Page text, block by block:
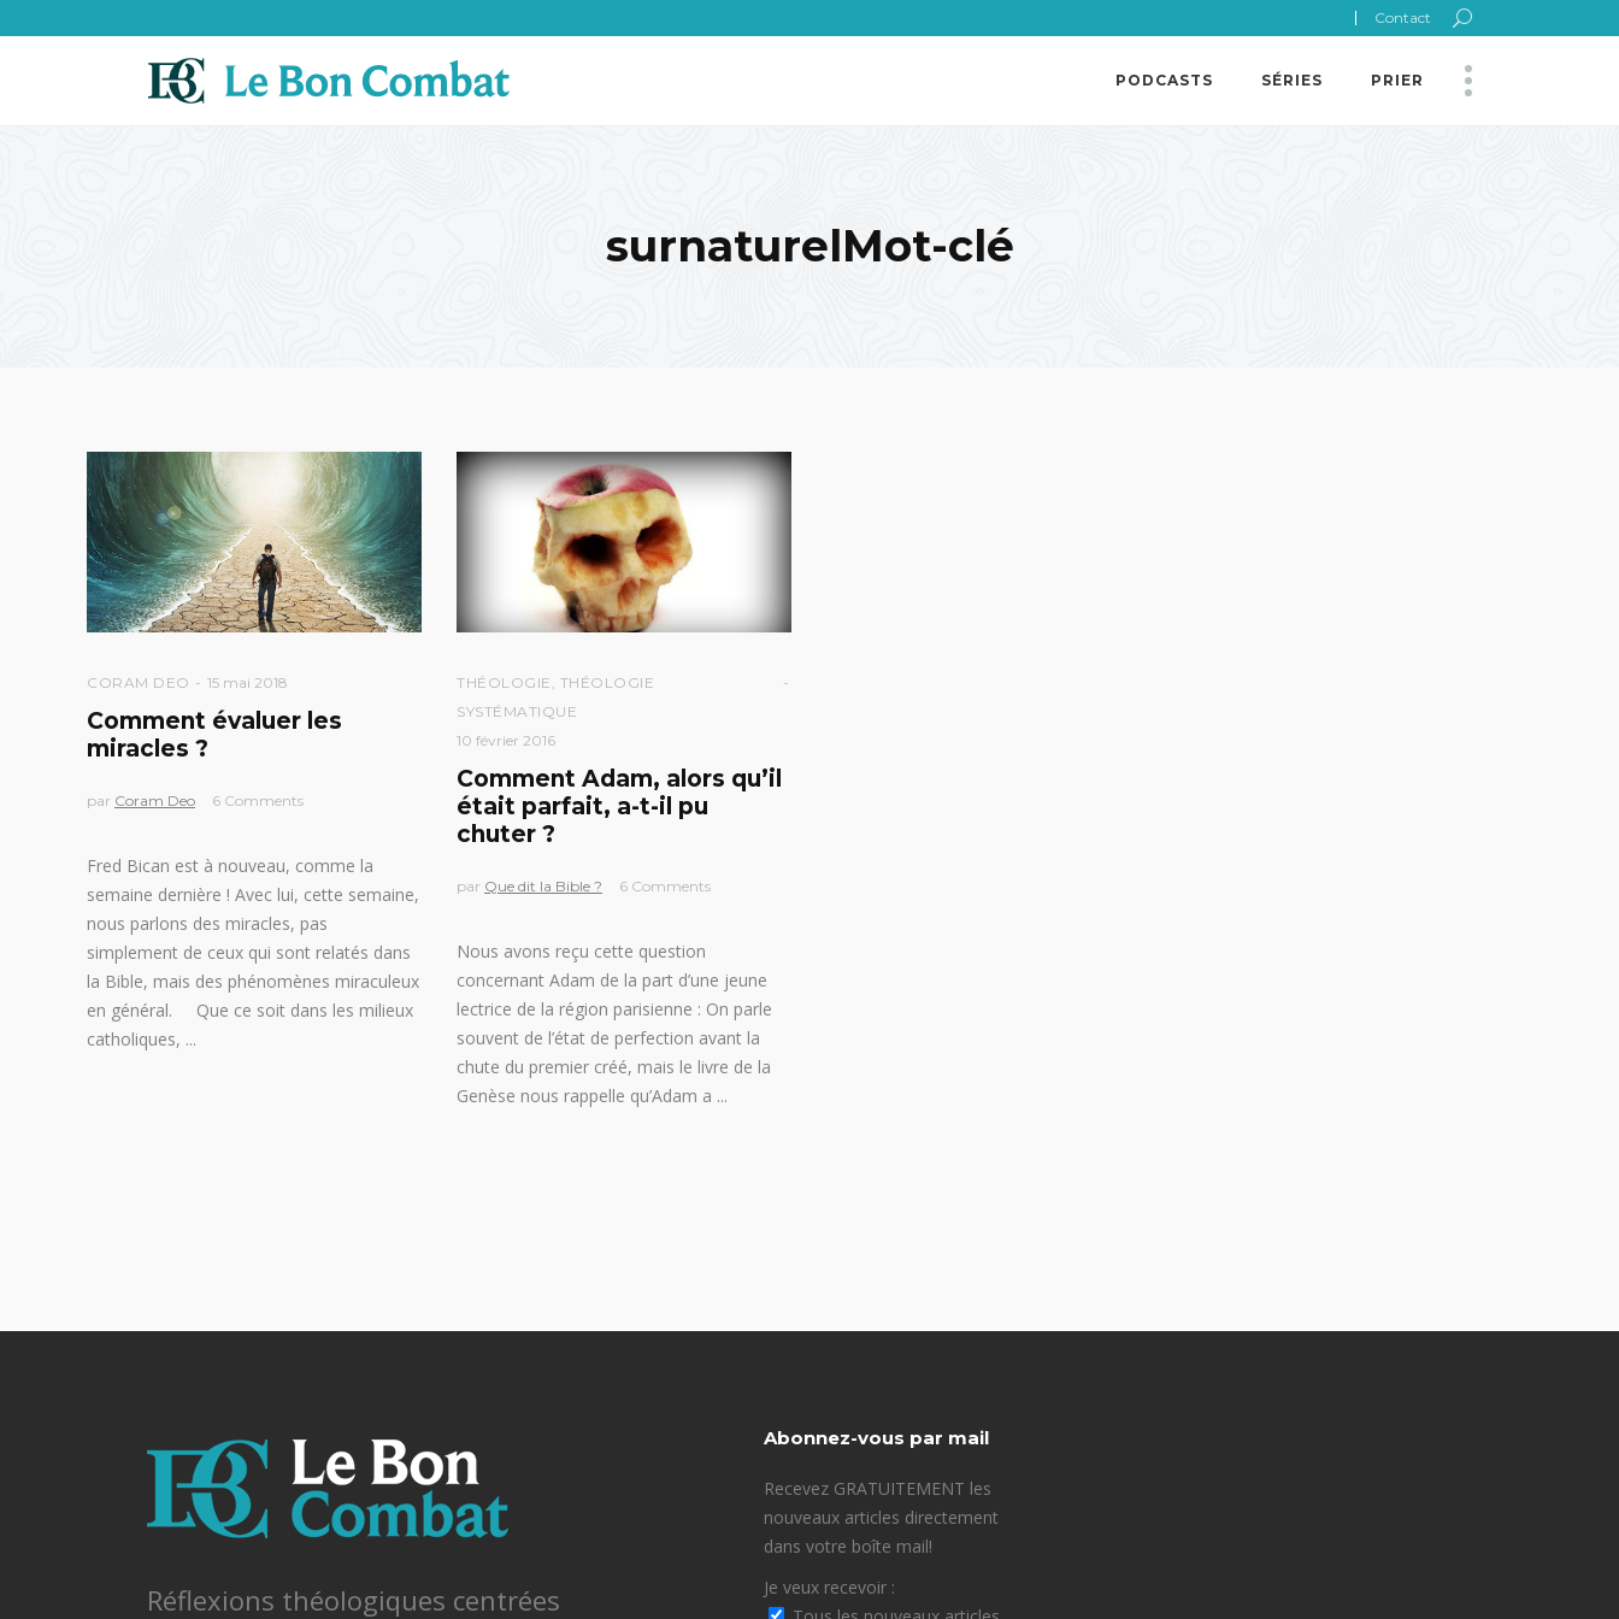
Contact
PODCASTS SÉRIES PRIER
surnaturelMot-clé
CORAM DEO 15 mai 2018
Comment évaluer les
miracles ?
par Coram Deo 6 Comments
Fred Bican est à nouveau, comme la
semaine dernière ! Avec lui, cette semaine,
nous parlons des miracles, pas
simplement de ceux qui sont relatés dans
la Bible, mais des phénomènes miraculeux
en général. Que ce soit dans les milieux
catholiques,
THÉOLOGIE , THÉOLOGIE
SYSTÉMATIQUE
10 février 2016
Comment Adam, alors qu’il
était parfait, a-t-il pu
chuter ?
par Que dit la Bible ? 6 Comments
Nous avons reçu cette question
concernant Adam de la part d’une jeune
lectrice de la région parisienne : On parle
souvent de l’état de perfection avant la
chute du premier créé, mais le livre de la
Genèse nous rappelle qu’Adam a
Réflexions théologiques centrées
Abonnez-vous par mail
Recevez GRATUITEMENT les
nouveaux articles directement
dans votre boîte mail!
Je veux recevoir :